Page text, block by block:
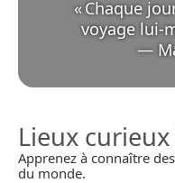
«Chaque
voyage lui-
—
Lieux
Apprenez à connaître
du monde.